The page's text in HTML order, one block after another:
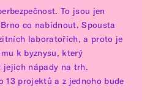
To jsou jen
co nabídnout. Spousta
laboratořích, a proto je
k byznysu, který
jejich nápady na trh.
13 projektů a z jednoho bude